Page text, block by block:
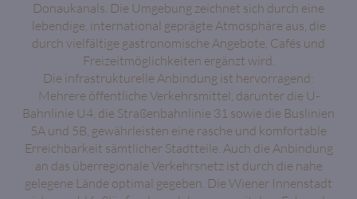
Donaukanals. Die Umgebung zeichnet sich durch eine
lebendige, international geprägte Atmosphäre aus, die
durch vielfältige gastronomische Angebote, Cafés und
Freizeitmöglichkeiten ergänzt wird.
Die infrastrukturelle Anbindung ist hervorragend:
Mehrere öffentliche Verkehrsmittel, darunter die U-
Bahnlinie U4, die Straßenbahnlinie 31 sowie die Buslinien
5A und 5B, gewährleisten eine rasche und komfortable
Erreichbarkeit sämtlicher Stadtteile. Auch die Anbindung
an das überregionale Verkehrsnetz ist durch die nahe
gelegene Lände optimal gegeben. Die Wiener Innenstadt